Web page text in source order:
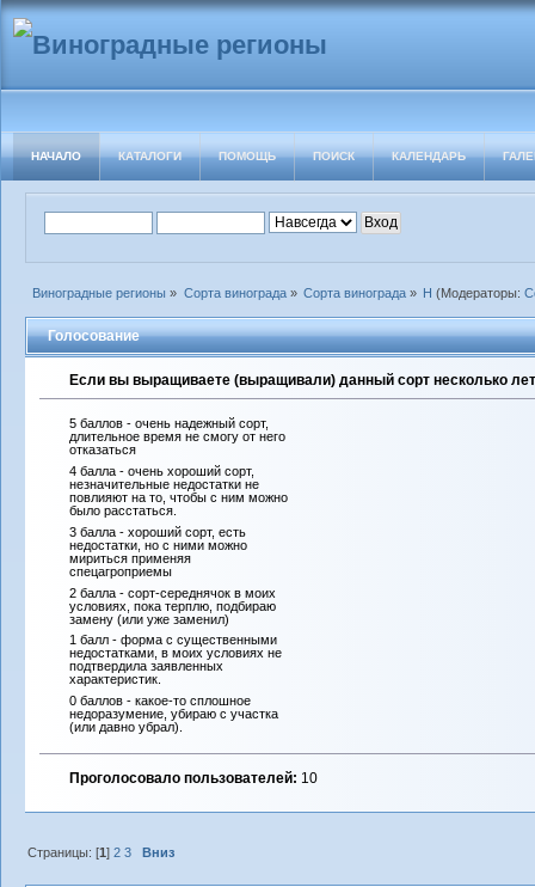
НАЧАЛО КАТАЛОГИ ПОМОЩЬ ПОИСК КАЛЕНДАРЬ
Виноградные регионы » Сорта винограда» Сорта винограда» Н (Модераторы:
Голосование
Если вы выращиваете (выращивали) данный сорт несколько
5 баллов - очень надежный сорт,
длительное время не смогу от него
отказаться
4 балла - очень хороший сорт,
незначительные недостатки не
повлияют на то, чтобы с ним можно
было расстаться.
3 балла - хороший сорт, есть
недостатки, но с ними можно
мириться применяя
спецагроприемы
2 балла - сорт-середнячок в моих
условиях, пока терплю, подбираю
замену (или уже заменил)
1 балл - форма с существенными
недостатками, в моих условиях не
подтвердила заявленных
характеристик.
0 баллов - какое-то сплошное
недоразумение, убираю с участка
(или давно убрал).
Проголосовало пользователей: 10
Страницы: [1]2 3 Вниз